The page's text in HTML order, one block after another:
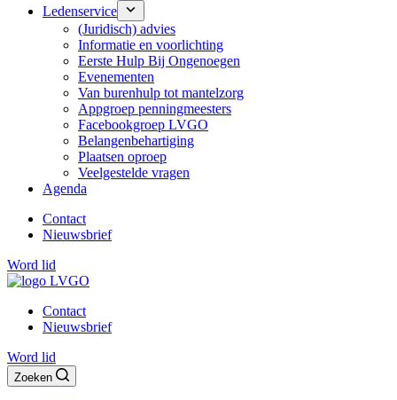
Ledenservice
(Juridisch) advies
Informatie en voorlichting
Eerste Hulp Bij Ongenoegen
Evenementen
Van burenhulp tot mantelzorg
Appgroep penningmeesters
Facebookgroep LVGO
Belangenbehartiging
Plaatsen oproep
Veelgestelde vragen
Agenda
Contact
Nieuwsbrief
Word lid
Contact
Nieuwsbrief
Word lid
Zoeken